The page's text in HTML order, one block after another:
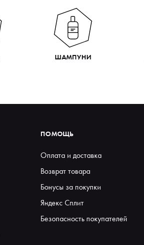
ШАМПУНИ
ПОМОЩЬ
Оплата и доставка
Возврат товара
Бонусы за покупки
Яндекс Сплит
Безопасность покупателей